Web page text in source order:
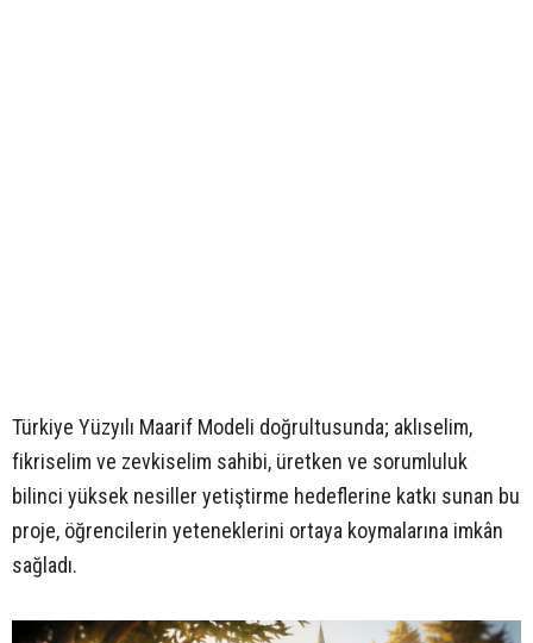
Türkiye Yüzyılı Maarif Modeli doğrultusunda; aklıselim,
fikriselim ve zevkiselim sahibi, üretken ve sorumluluk
bilinci yüksek nesiller yetiştirme hedeflerine katkı sunan bu
proje, öğrencilerin yeteneklerini ortaya koymalarına imkân
sağladı.